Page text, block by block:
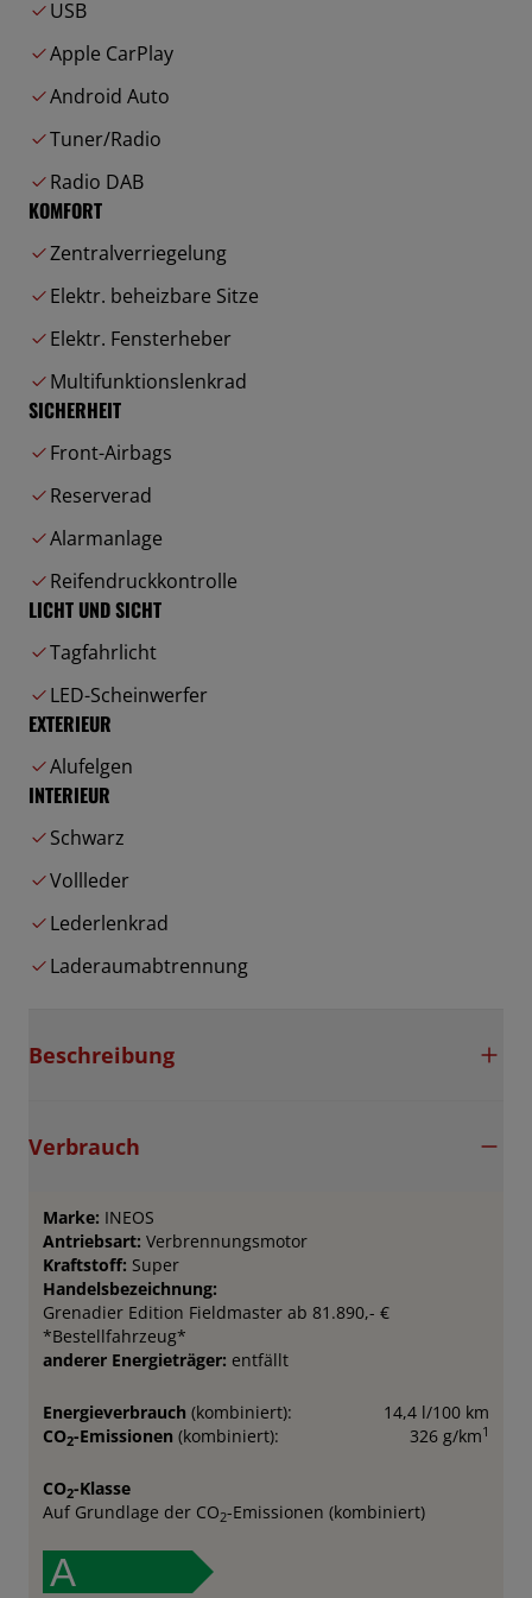
USB
Apple CarPlay
Android Auto
Tuner/Radio
Radio DAB
KOMFORT
Zentralverriegelung
Elektr. beheizbare Sitze
Elektr. Fensterheber
Multifunktionslenkrad
SICHERHEIT
Front-Airbags
Reserverad
Alarmanlage
Reifendruckkontrolle
LICHT UND SICHT
Tagfahrlicht
LED-Scheinwerfer
EXTERIEUR
Alufelgen
INTERIEUR
Schwarz
Vollleder
Lederlenkrad
Laderaumabtrennung
Beschreibung
Verbrauch
Marke: INEOS
Antriebsart: Verbrennungsmotor
Kraftstoff: Super
Handelsbezeichnung:
Grenadier Edition Fieldmaster ab 81.890,- €
*Bestellfahrzeug*
anderer Energieträger: entfällt
Energieverbrauch (kombiniert):
14,4 l/100 km
CO2-Emissionen (kombiniert): 326 g/km1
CO2-Klasse
Auf Grundlage der CO2-Emissionen (kombiniert)
A